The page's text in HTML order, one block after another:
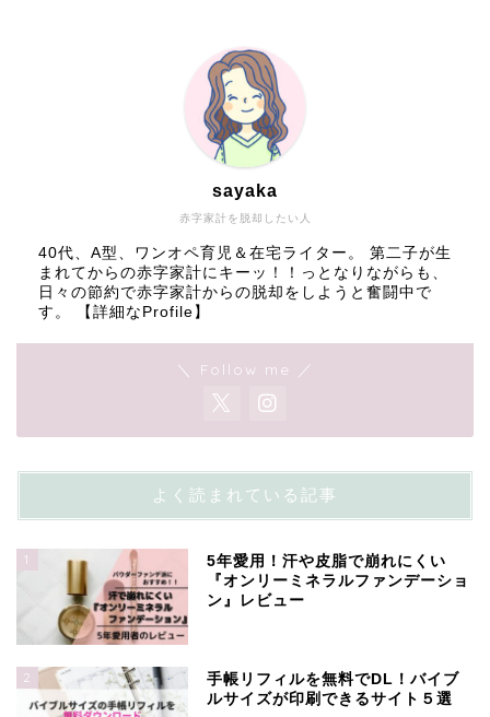
赤字家計を脱却したい人
sayaka
40代、A型、ワンオペ育児＆在宅ライター。 第二子が生
まれてからの赤字家計にキーッ！！っとなりながらも、
日々の節約で赤字家計からの脱却をしようと奮闘中で
す。
【詳細なProfile】
＼ Follow me ／
よく読まれている記事
1
5年愛用！汗や皮脂で崩れにくい
『オンリーミネラルファンデーショ
ン』レビュー
2
手帳リフィルを無料でDL！バイブ
ルサイズが印刷できるサイト５選